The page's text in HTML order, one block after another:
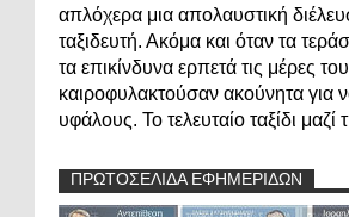
απλόχερα μια απολαυστική
ταξιδευτή. Ακόμα και όταν τα
τα επικίνδυνα ερπετά τις μέρες
καιροφυλακτούσαν ακούνητα για
υφάλους. Το τελευταίο ταξίδι μαζί
ΠΡΩΤΟΣΕΛΙΔΑ ΕΦΗΜΕΡΙΔΩΝ